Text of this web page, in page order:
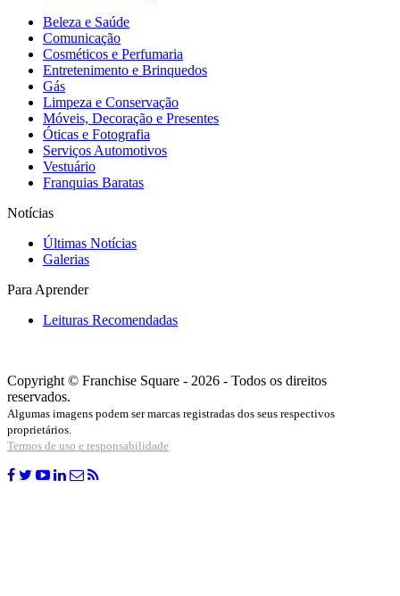
Beleza e Saúde
Comunicação
Cosméticos e Perfumaria
Entretenimento e Brinquedos
Gás
Limpeza e Conservação
Móveis, Decoração e Presentes
Óticas e Fotografia
Serviços Automotivos
Vestuário
Franquias Baratas
Notícias
Últimas Notícias
Galerias
Para Aprender
Leituras Recomendadas
Copyright © Franchise Square - 2026 - Todos os direitos
reservados.
Algumas imagens podem ser marcas registradas dos seus respectivos
proprietários.
Termos de uso e responsabilidade